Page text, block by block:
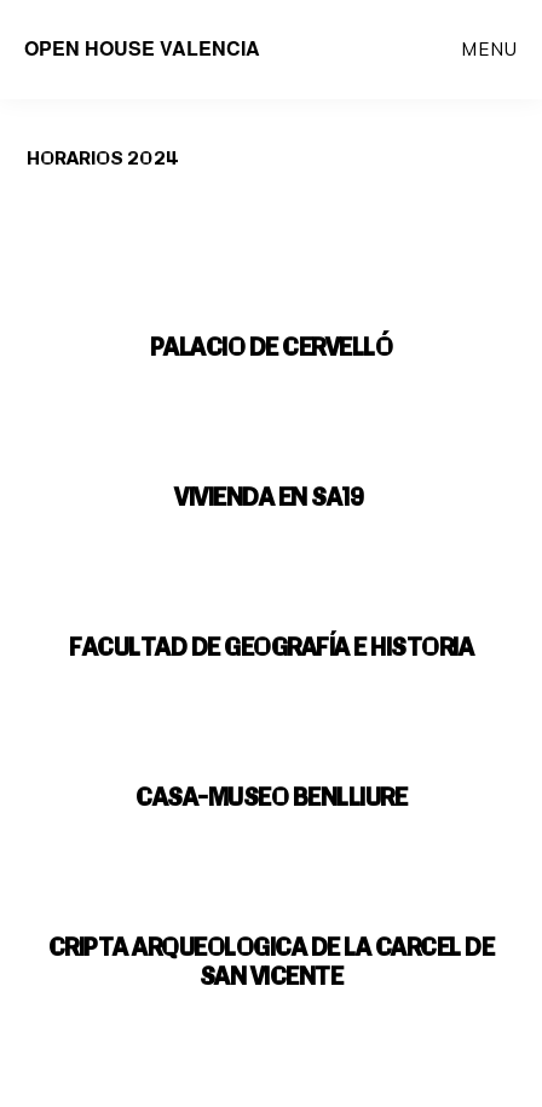
OPEN HOUSE VALENCIA MENU
HORARIOS 2024
PALACIO DE CERVELLÓ
VIVIENDA EN SA19
FACULTAD DE GEOGRAFÍA E HISTORIA
CASA-MUSEO BENLLIURE
CRIPTA ARQUEOLOGICA DE LA CARCEL DE
SAN VICENTE